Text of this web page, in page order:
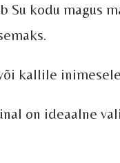
Su kodu magus
kallile
on ideaalne